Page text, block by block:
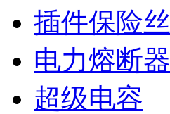
插件保险丝
电力熔断器
超级电容